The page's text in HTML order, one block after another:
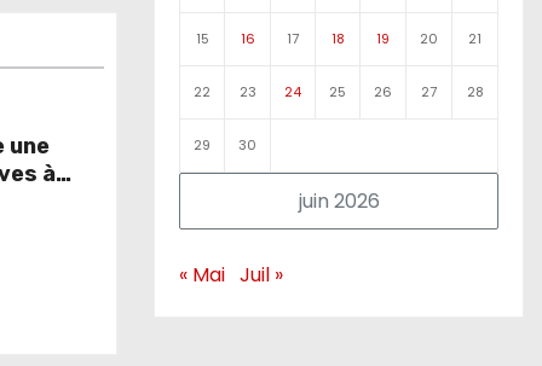
une
à
juin 2026
15 16 17 18 19 20 21
22 23 24 25 26 27 28
29 30
« Mai Juil »